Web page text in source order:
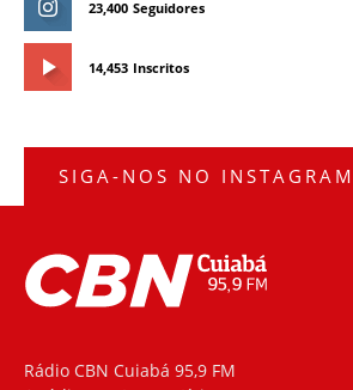
23,400 Seguidores
14,453 Inscritos
SIGA-NOS NO INSTAGRAM
Rádio CBN Cuiabá 95,9 FM